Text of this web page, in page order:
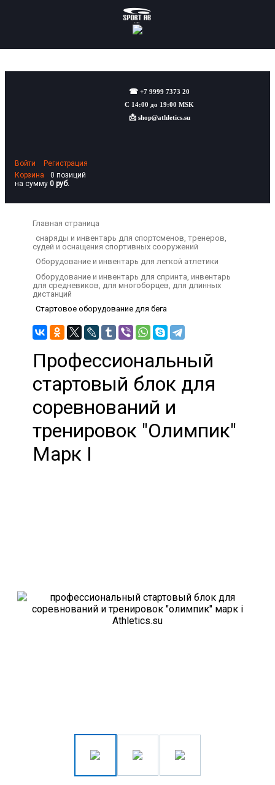
☎ +7 9999 7373 20
С 14:00 до 19:00 MSK
📩 shop@athletics.su
Войти
Регистрация
Корзина
0 позиций
на сумму 0 руб.
Главная страница
снаряды и инвентарь для спортсменов, тренеров,
судей и оснащения спортивных сооружений
Оборудование и инвентарь для легкой атлетики
Оборудование и инвентарь для спринта, инвентарь
для средневиков, для многоборцев, для длинных
дистанций
Стартовое оборудование для бега
Профессиональный
стартовый блок для
соревнований и
тренировок "Олимпик"
Марк I